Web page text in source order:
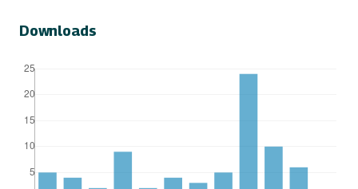
Downloads